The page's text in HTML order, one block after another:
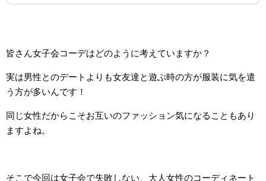
皆さん女子会コーデはどのように考えていますか？
実は男性とのデートよりも女友達と遊ぶ時の方が服装に気を遣
う方が多いんです！
同じ女性だからこそお互いのファッション気になることもあり
ますよね。
そこで今回は女子会で失敗しない、大人女性のコーディネート